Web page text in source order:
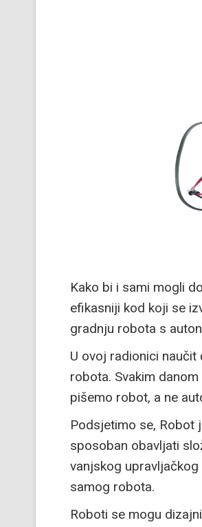
Kako bi i sami mogli
efikasniji kod koji se
gradnju robota s
U ovoj radionici
robota. Svakim
pišemo robot, a ne
Podsjetimo se, Robot
sposoban obavljati
vanjskog
samog robota.
Roboti se mogu